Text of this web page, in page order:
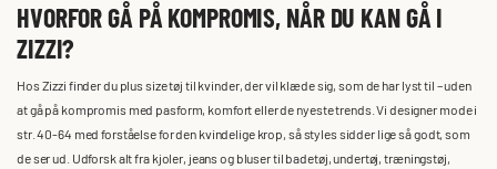
HVORFOR GÅ PÅ KOMPROMIS, NÅR DU KAN GÅ I
ZIZZI?
Hos Zizzi finder du plus size tøj til kvinder, der vil klæde sig, som de har lyst til – uden
at gå på kompromis med pasform, komfort eller de nyeste trends. Vi designer mode i
str. 40-64 med forståelse for den kvindelige krop, så styles sidder lige så godt, som
de ser ud. Udforsk alt fra kjoler, jeans og bluser til badetøj, undertøj, træningstøj,